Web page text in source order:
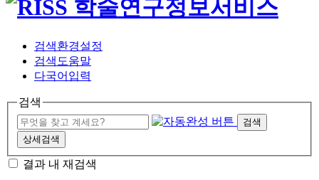
검색환경설정
검색도움말
다국어입력
검색
검색
상세검색
결과 내 재검색